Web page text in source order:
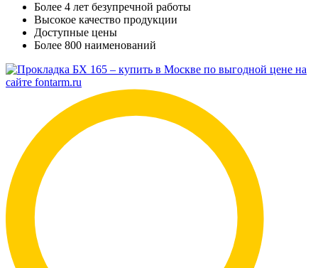
Более 4 лет безупречной работы
Высокое качество продукции
Доступные цены
Более 800 наименований